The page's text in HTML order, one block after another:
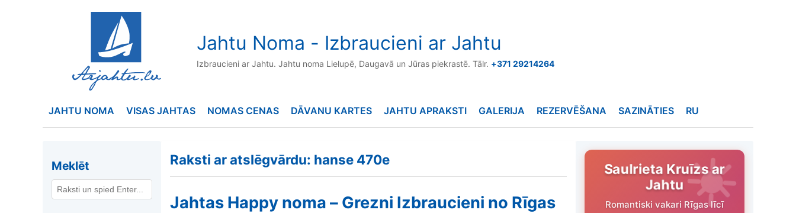
Jahtu Noma - Izbraucieni ar Jahtu
Izbraucieni ar Jahtu. Jahtu noma Lielupē, Daugavā un Jūras piekrastē. Tālr. +371 29214264
JAHTU NOMA VISAS JAHTAS NOMAS CENAS DĀVANU KARTES JAHTU APRAKSTI GALERIJA REZERVĒŠANA SAZINĀTIES RU
Meklēt Raksti ar atslēgvārdu: hanse 470e
Jahtas Happy noma – Grezni Izbraucieni no Rīgas
Saulrieta Kruīzs ar
Jahtu
Romantiski vakari Rīgas līcī